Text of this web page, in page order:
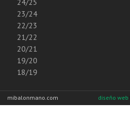
23/24
22/23
21/22
20/21
19/20
18/19
mibalonmano.com diseño web